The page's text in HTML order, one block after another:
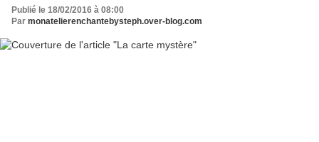
Publié le 18/02/2016 à 08:00
Par monatelierenchantebysteph.over-blog.com